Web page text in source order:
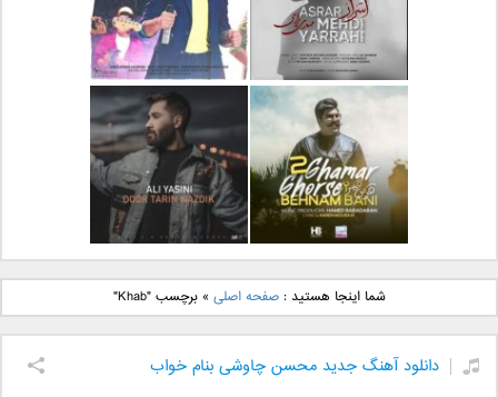
دانلود آهنگ جدید مهدی
یراحی بنام اسرار
دانلود آهنگ جدید فرزاد
فرزین بنام آتیش
دانلود آهنگ جدید بهنام
بانی بنام قرص قمر 2
دانلود آهنگ جدید علی
یاسینی بنام دورترین نزدیک
شما اینجا هستید :صفحه اصلی »برچسب "Khab"
دانلود آهنگ جدید محسن چاوشی بنام خواب